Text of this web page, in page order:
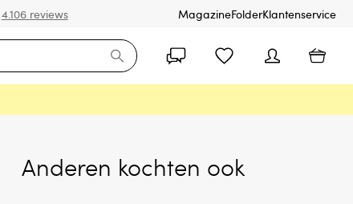
4.106 reviews MagazineFolderKlantenservice
Anderen kochten ook